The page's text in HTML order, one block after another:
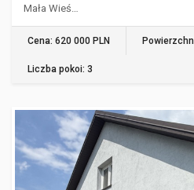
Mała Wieś…
Cena: 620 000 PLN
Liczba pokoi: 3
KIELCE